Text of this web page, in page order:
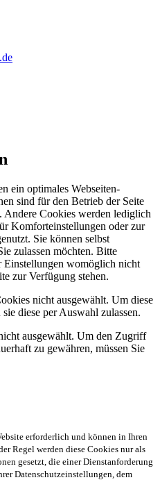
ein optimales Webseiten-
sind für den Betrieb der Seite
Cookies werden lediglich
Komforteinstellungen oder zur
Sie können selbst
zulassen möchten. Bitte
Einstellungen womöglich nicht
zur Verfügung stehen.
nicht ausgewählt. Um diese
diese per Auswahl zulassen.
ausgewählt. Um den Zugriff
zu gewähren, müssen Sie
erforderlich und können in Ihren
Regel werden diese Cookies nur als
gesetzt, die einer Dienstanforderung
Datenschutzeinstellungen, dem